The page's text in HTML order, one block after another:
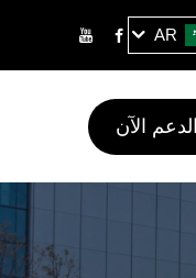
AR
الدعم الآن